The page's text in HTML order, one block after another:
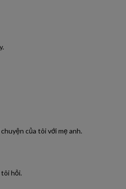
của tôi với mẹ anh.
tôi hỏi.